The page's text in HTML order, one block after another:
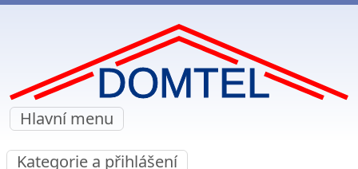
Hlavní menu
Kategorie a přihlášení